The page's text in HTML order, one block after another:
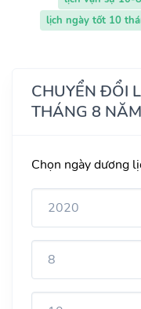
lịch ngày tốt 10
CHUYỂN ĐỔI
THÁNG 8
Chọn ngày dương